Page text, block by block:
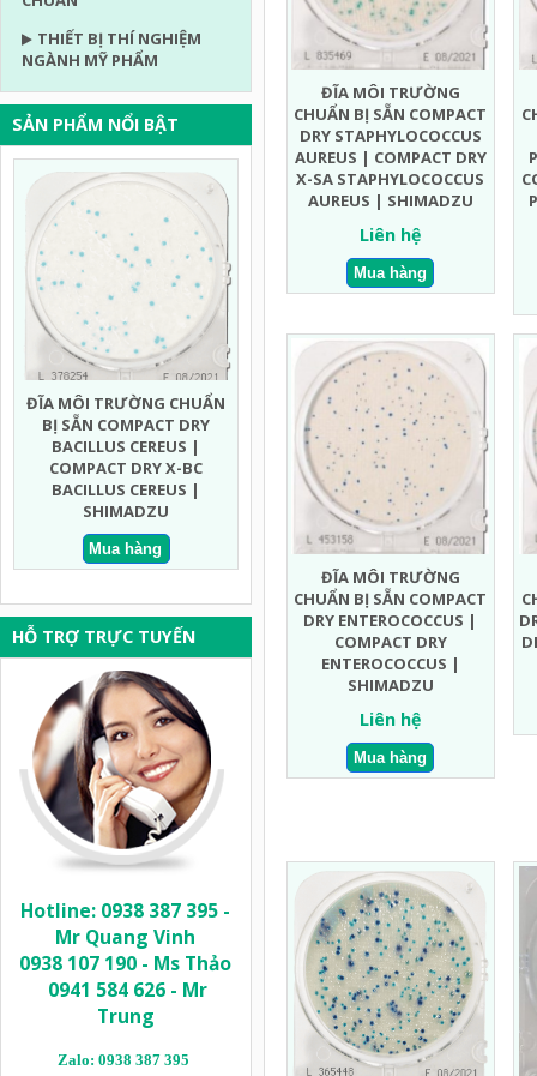
THIẾT BỊ THÍ NGHIỆM
NGÀNH MỸ PHẨM
SẢN PHẨM NỔI BẬT
ĐĨA MÔI TRƯỜNG CHUẨN
BỊ SẴN COMPACT DRY MEN
MỐC NHANH | COMPACT
DRY YMR YEAST AND MOLD
RAPID | SHIMADZU
ĐĨA MÔI TRƯỜNG CHUẨN
BỊ SẴN COMPACT DRY EC
ECOLI COLIFORM |
COMPACT DRY EC ECOLI
COLIFORM | SHIMADZU
ĐĨA
BỊ
TỔNG
HỖ TRỢ TRỰC TUYẾN
Hotline: 0938 387 395 -
Mr Quang Vinh
0938 107 190 - Ms Thảo
0941 584 626 - Mr
Trung
Zalo: 0938 387 395
ĐĨA MÔI TRƯỜNG
CHUẨN BỊ SẴN COMPACT
DRY STAPHYLOCOCCUS
AUREUS | COMPACT DRY
X-SA STAPHYLOCOCCUS
AUREUS | SHIMADZU
Liên hệ
ĐĨA MÔI TRƯỜNG
CHUẨN BỊ SẴN COMPACT
DRY ENTEROCOCCUS |
COMPACT DRY
ENTEROCOCCUS |
SHIMADZU
Liên hệ